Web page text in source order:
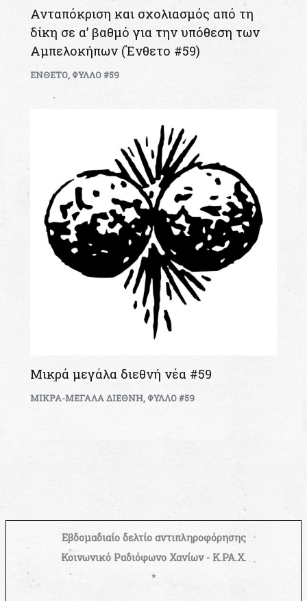
Ανταπόκριση και σχολιασμός από τη
δίκη σε α’ βαθμό για την υπόθεση των
Αμπελοκήπων (Ένθετο #59)
ΕΝΘΕΤΟ, ΦΥΛΛΟ #59
Μικρά μεγάλα διεθνή νέα #59
ΜΙΚΡΑ-ΜΕΓΑΛΑ ΔΙΕΘΝΗ,ΦΥΛΛΟ #59
Εβδομαδιαίο δελτίο αντιπληροφόρησης
Κοινωνικό Ραδιόφωνο Χανίων - Κ.ΡΑ.Χ.
*